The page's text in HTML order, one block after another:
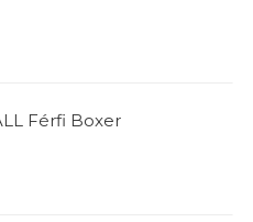
Férfi Boxer